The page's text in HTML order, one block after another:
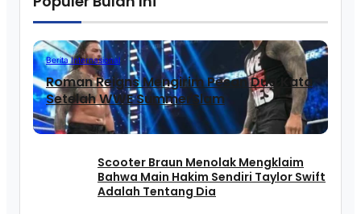
Berita Internasional
Roman Reigns Mengirim Pesan Dua Kata
Setelah WWE SummerSlam
Scooter Braun Menolak Mengklaim
Bahwa Main Hakim Sendiri Taylor Swift
Adalah Tentang Dia